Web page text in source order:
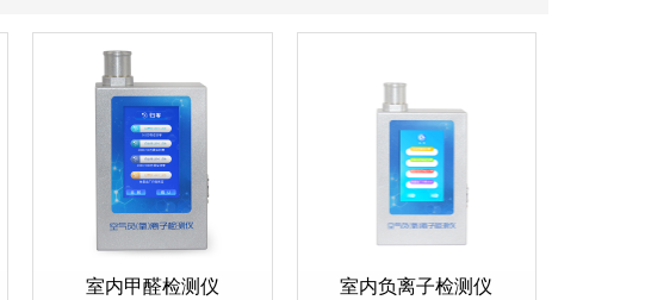
室内甲醛检测仪 室内负离子检测仪